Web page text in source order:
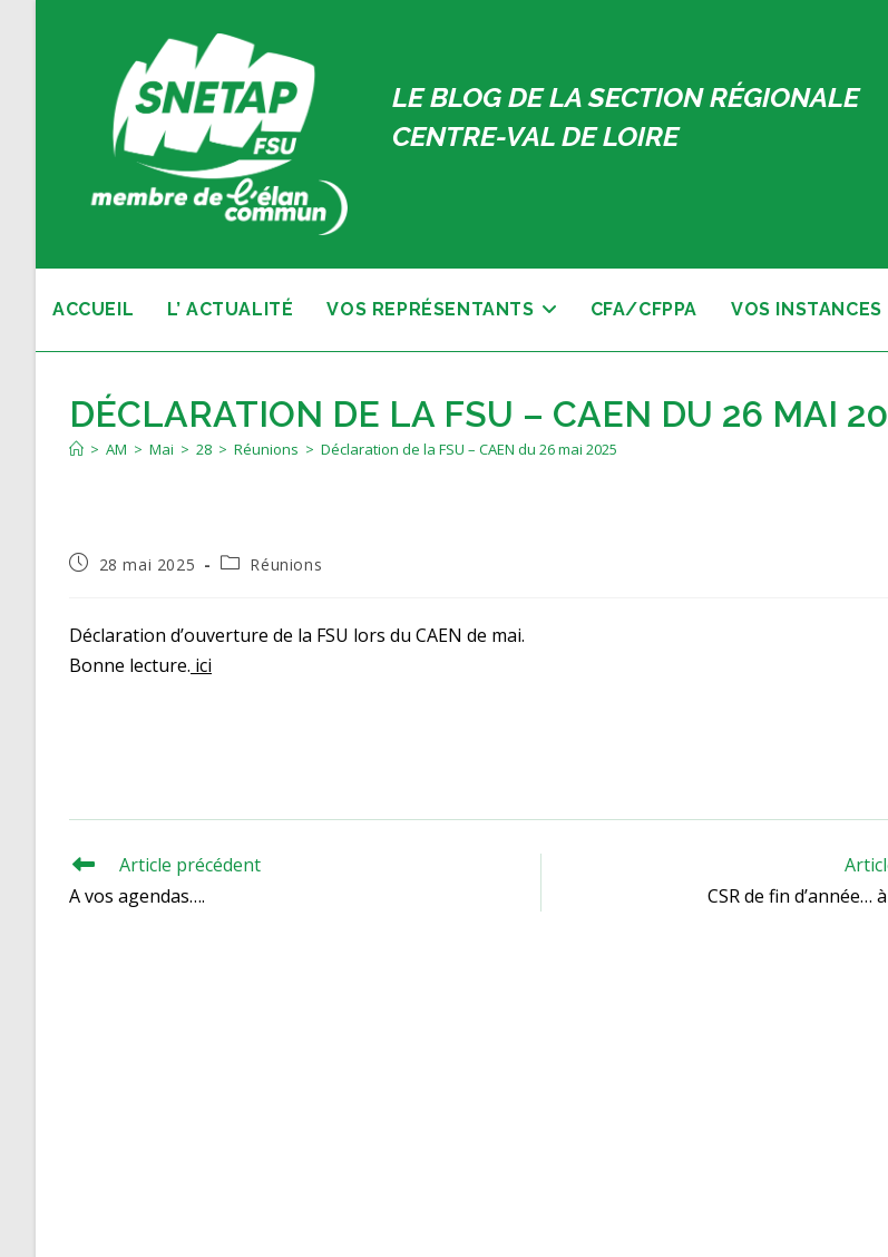
LE BLOG DE LA SECTION RÉGIONALE
CENTRE-VAL DE LOIRE
ACCUEIL L’ ACTUALITÉ VOS REPRÉSENTANTS CFA/CFPPA VOS INSTANCES
DÉCLARATION DE LA FSU – CAEN DU 26 MAI
> AM > Mai > 28 > Réunions > Déclaration de la FSU – CAEN du 26 mai 2025
Publication
28 mai 2025
PostRéunions
Déclaration d’ouverture de la FSU lors du CAEN de mai.
Bonne lecture. ici
Read
articles
Article précédent
A vos agendas….
CSR de fin d’année…